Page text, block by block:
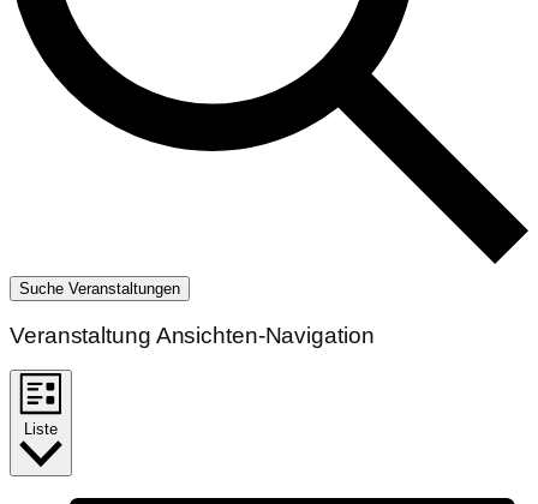
Suche Veranstaltungen
Veranstaltung Ansichten-Navigation
Liste